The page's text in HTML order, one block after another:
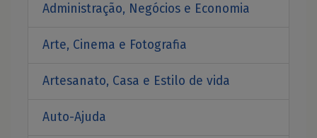
Administração, Negócios e Economia
Arte, Cinema e Fotografia
Artesanato, Casa e Estilo de vida
Auto-Ajuda